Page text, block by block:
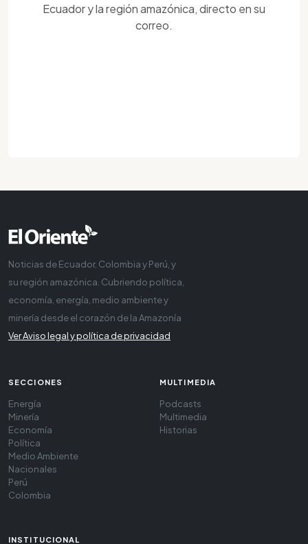
Ecuador y la región amazónica, directo en su
correo.
Noticias de Ecuador, Colombia y Perú, y
su región amazónica. Cubriendo política,
economía, energía, medio ambiente y
minería desde el corazón de la Amazonía
Ver Aviso legal y política de privacidad
SECCIONES
Energía
Minería
Economía
Política
Medio Ambiente
Nacionales
Perú
Colombia
MULTIMEDIA
Podcasts
Multimedia
Historias
INSTITUCIONAL